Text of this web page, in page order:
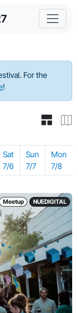
For the
!
Sat
7/6
Sun
7/7
Mon
7/8
Meetup NUEDIGITAL